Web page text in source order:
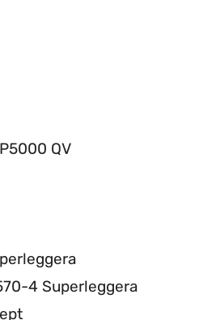
QV
4 Superleggera